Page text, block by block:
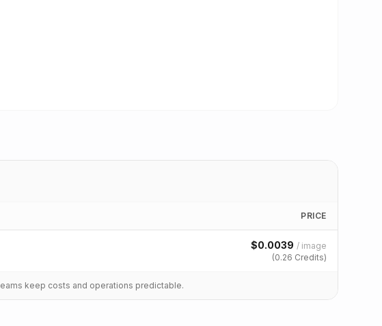
PRICE
$0.0039 / image
(0.26 Credits)
keep costs and operations predictable.